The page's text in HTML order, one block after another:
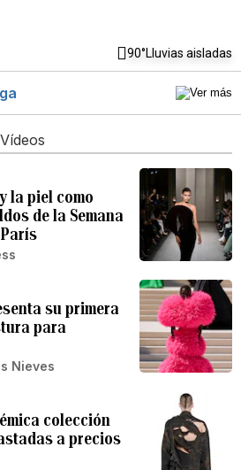
90°Lluvias aisladas
Vídeos
la piel como
de la Semana
su primera
para
Nieves
colección
a precios